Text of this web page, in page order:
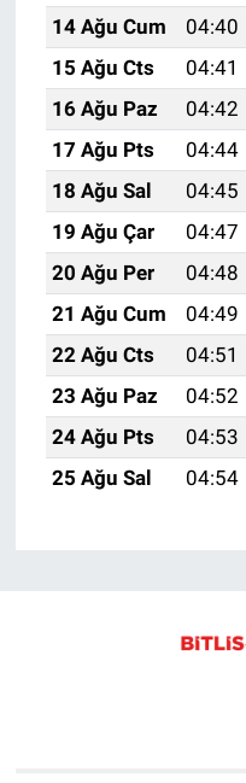
14 Ağu Cum
04:40
15 Ağu Cts
04:41
16 Ağu Paz
04:42
17 Ağu Pts
04:44
18 Ağu Sal
04:45
19 Ağu Çar
04:47
20 Ağu Per
04:48
21 Ağu Cum
04:49
22 Ağu Cts
04:51
23 Ağu Paz
04:52
24 Ağu Pts
04:53
25 Ağu Sal
04:54